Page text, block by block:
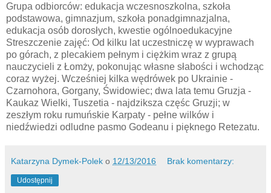
Grupa odbiorców: edukacja wczesnoszkolna, szkoła
podstawowa, gimnazjum, szkoła ponadgimnazjalna,
edukacja osób dorosłych, kwestie ogólnoedukacyjne
Streszczenie zajęć: Od kilku lat uczestniczę w wyprawach
po górach, z plecakiem pełnym i ciężkim wraz z grupą
nauczycieli z Łomży, pokonując własne słabości i wchodząc
coraz wyżej. Wcześniej kilka wędrówek po Ukrainie -
Czarnohora, Gorgany, Świdowiec; dwa lata temu Gruzja -
Kaukaz Wielki, Tuszetia - najdziksza częśc Gruzji; w
zeszłym roku rumuńskie Karpaty - pełne wilków i
niedźwiedzi odludne pasmo Godeanu i pięknego Retezatu.
Katarzyna Dymek-Polek o 12/13/2016 Brak komentarzy:
Udostępnij